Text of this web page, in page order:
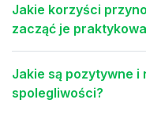
Jakie korzyści
zacząć je
Jakie są pozytywne i
spolegliwości?